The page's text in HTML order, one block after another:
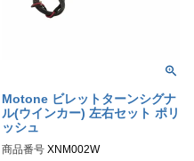
Motone ビレットターンシグナ
ル(ウインカー) 左右セット ポリ
ッシュ
商品番号 XNM002W